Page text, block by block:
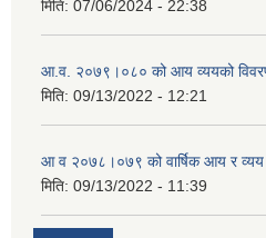
मिति: 07/06/2024 - 22:38
आ.व. २०७९।०८० को आय व्ययको
मिति: 09/13/2022 - 12:21
आ‍ व २०७८।०७९ को वार्षिक आय र व्यय
मिति: 09/13/2022 - 11:39